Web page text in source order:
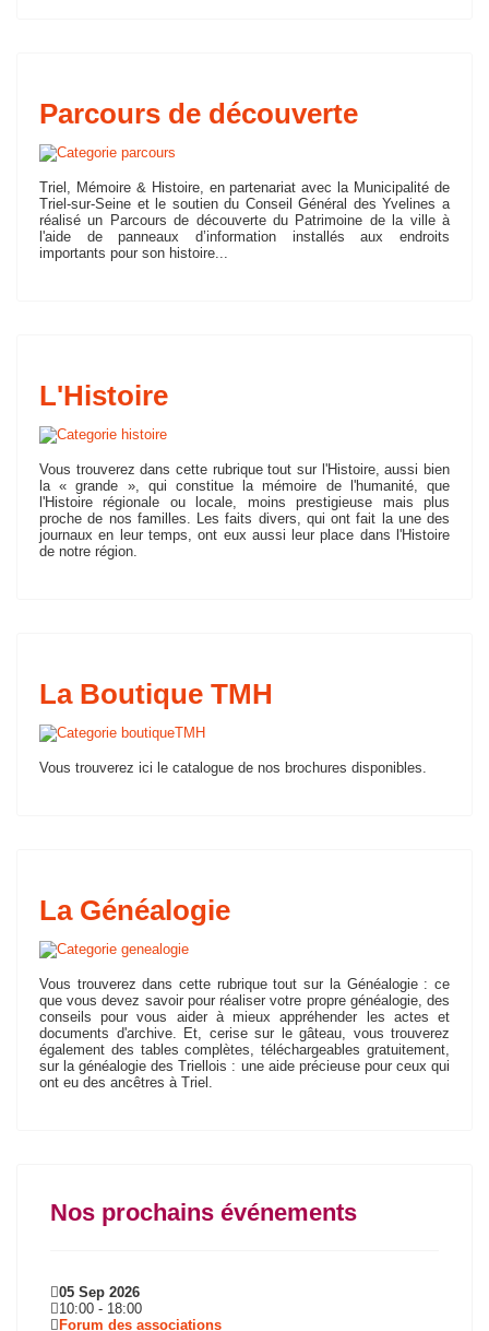
Parcours de découverte
Triel, Mémoire & Histoire, en partenariat avec la Municipalité de
Triel-sur-Seine et le soutien du Conseil Général des Yvelines a
réalisé un Parcours de découverte du Patrimoine de la ville à
l'aide de panneaux d’information installés aux endroits
importants pour son histoire...
L'Histoire
Vous trouverez dans cette rubrique tout sur l'Histoire, aussi bien
la « grande », qui constitue la mémoire de l'humanité, que
l'Histoire régionale ou locale, moins prestigieuse mais plus
proche de nos familles. Les faits divers, qui ont fait la une des
journaux en leur temps, ont eux aussi leur place dans l'Histoire
de notre région.
La Boutique TMH
Vous trouverez ici le catalogue de nos brochures disponibles.
La Généalogie
Vous trouverez dans cette rubrique tout sur la Généalogie : ce
que vous devez savoir pour réaliser votre propre généalogie, des
conseils pour vous aider à mieux appréhender les actes et
documents d'archive. Et, cerise sur le gâteau, vous trouverez
également des tables complètes, téléchargeables gratuitement,
sur la généalogie des Triellois : une aide précieuse pour ceux qui
ont eu des ancêtres à Triel.
Nos prochains événements
05 Sep 2026
10:00 - 18:00
Forum des associations